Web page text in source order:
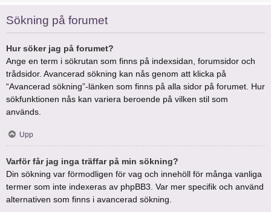
Sökning på forumet
Hur söker jag på forumet?
Ange en term i sökrutan som finns på indexsidan, forumsidor och
trådsidor. Avancerad sökning kan nås genom att klicka på
“Avancerad sökning”-länken som finns på alla sidor på forumet. Hur
sökfunktionen nås kan variera beroende på vilken stil som
används.
Upp
Varför får jag inga träffar på min sökning?
Din sökning var förmodligen för vag och innehöll för många vanliga
termer som inte indexeras av phpBB3. Var mer specifik och använd
alternativen som finns i avancerad sökning.